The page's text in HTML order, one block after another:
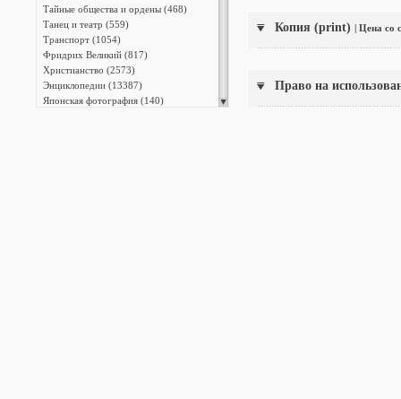
Тайные общества и ордены (468)
Танец и театр (559)
Транспорт (1054)
Фридрих Великий (817)
Христианство (2573)
Энциклопедии (13387)
Японская фотография (140)
Копия (print) | Цена со
Право на